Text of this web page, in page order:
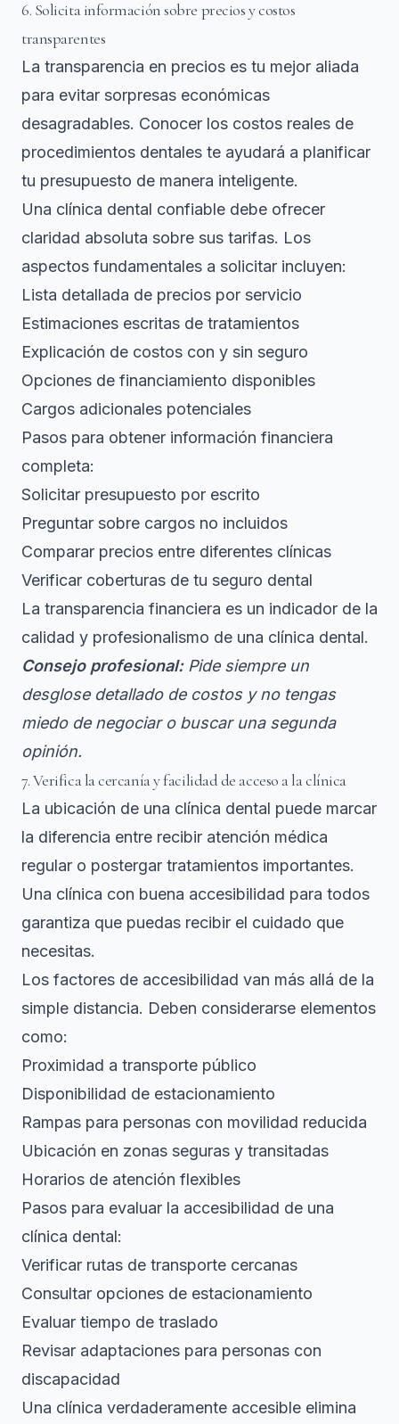
6. Solicita información sobre precios y costos
transparentes
La transparencia en precios es tu mejor aliada
para evitar sorpresas económicas
desagradables. Conocer los costos reales de
procedimientos dentales te ayudará a planificar
tu presupuesto de manera inteligente.
Una clínica dental confiable debe ofrecer
claridad absoluta sobre sus tarifas. Los
aspectos fundamentales a solicitar incluyen:
Lista detallada de precios por servicio
Estimaciones escritas de tratamientos
Explicación de costos con y sin seguro
Opciones de financiamiento disponibles
Cargos adicionales potenciales
Pasos para obtener información financiera
completa:
Solicitar presupuesto por escrito
Preguntar sobre cargos no incluidos
Comparar precios entre diferentes clínicas
Verificar coberturas de tu seguro dental
La transparencia financiera es un indicador de la
calidad y profesionalismo de una clínica dental.
Consejo profesional: Pide siempre un
desglose detallado de costos y no tengas
miedo de negociar o buscar una segunda
opinión.
7. Verifica la cercanía y facilidad de acceso a la clínica
La ubicación de una clínica dental puede marcar
la diferencia entre recibir atención médica
regular o postergar tratamientos importantes.
Una clínica con buena accesibilidad para todos
garantiza que puedas recibir el cuidado que
necesitas.
Los factores de accesibilidad van más allá de la
simple distancia. Deben considerarse elementos
como:
Proximidad a transporte público
Disponibilidad de estacionamiento
Rampas para personas con movilidad reducida
Ubicación en zonas seguras y transitadas
Horarios de atención flexibles
Pasos para evaluar la accesibilidad de una
clínica dental:
Verificar rutas de transporte cercanas
Consultar opciones de estacionamiento
Evaluar tiempo de traslado
Revisar adaptaciones para personas con
discapacidad
Una clínica verdaderamente accesible elimina